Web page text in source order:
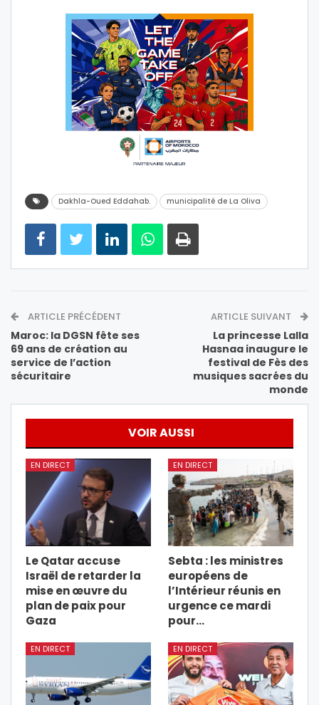
Dakhla-Oued Eddahab. municipalité de La Oliva
ARTICLE PRÉCÉDENT
Maroc: la DGSN fête ses
69 ans de création au
service de l’action
sécuritaire
ARTICLE SUIVANT
La princesse Lalla
Hasnaa inaugure le
festival de Fès des
musiques sacrées du
monde
VOIR AUSSI
EN DIRECT
Le Qatar accuse
Israël de retarder la
mise en œuvre du
plan de paix pour
Gaza
EN DIRECT
Sebta : les ministres
européens de
l’Intérieur réunis en
urgence ce mardi
pour…
EN DIRECT EN DIRECT